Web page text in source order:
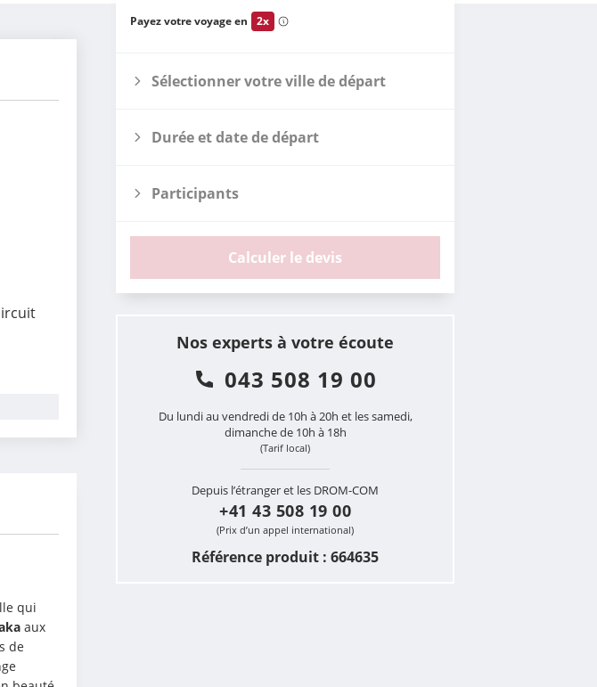
Payez votre voyage en 2x
Sélectionner votre ville de départ
Durée et date de départ
Participants
Calculer le devis
Nos experts à votre écoute
043 508 19 00
Du lundi au vendredi de 10h à 20h et les samedi,
dimanche de 10h à 18h
(Tarif local)
Depuis l’étranger et les DROM-COM
+41 43 508 19 00
(Prix d’un appel international)
Référence produit : 664635
qui
aux
de